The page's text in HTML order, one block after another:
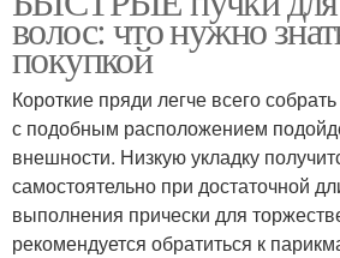
волос: что нужно
покупкой
Короткие пряди легче всего
с подобным расположением
внешности. Низкую укладку
самостоятельно при достаточной
выполнения прически для
рекомендуется обратиться к